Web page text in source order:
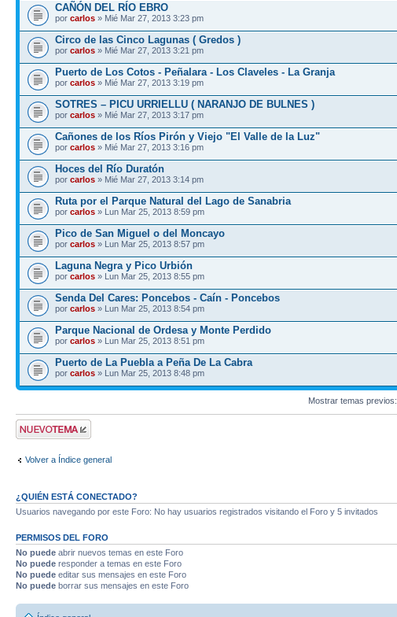
CAÑÓN DEL RÍO EBRO
por carlos » Mié Mar 27, 2013 3:23 pm
Circo de las Cinco Lagunas ( Gredos )
por carlos » Mié Mar 27, 2013 3:21 pm
Puerto de Los Cotos - Peñalara - Los Claveles - La Granja
por carlos » Mié Mar 27, 2013 3:19 pm
SOTRES – PICU URRIELLU ( NARANJO DE BULNES )
por carlos » Mié Mar 27, 2013 3:17 pm
Cañones de los Ríos Pirón y Viejo "El Valle de la Luz"
por carlos » Mié Mar 27, 2013 3:16 pm
Hoces del Río Duratón
por carlos » Mié Mar 27, 2013 3:14 pm
Ruta por el Parque Natural del Lago de Sanabria
por carlos » Lun Mar 25, 2013 8:59 pm
Pico de San Miguel o del Moncayo
por carlos » Lun Mar 25, 2013 8:57 pm
Laguna Negra y Pico Urbión
por carlos » Lun Mar 25, 2013 8:55 pm
Senda Del Cares: Poncebos - Caín - Poncebos
por carlos » Lun Mar 25, 2013 8:54 pm
Parque Nacional de Ordesa y Monte Perdido
por carlos » Lun Mar 25, 2013 8:51 pm
Puerto de La Puebla a Peña De La Cabra
por carlos » Lun Mar 25, 2013 8:48 pm
Mostrar temas previos:
Publicar un nuevo
tema
Volver a Índice general
¿QUIÉN ESTÁ CONECTADO?
Usuarios navegando por este Foro: No hay usuarios registrados visitando el Foro y 5 invitados
PERMISOS DEL FORO
No puede abrir nuevos temas en este Foro
No puede responder a temas en este Foro
No puede editar sus mensajes en este Foro
No puede borrar sus mensajes en este Foro